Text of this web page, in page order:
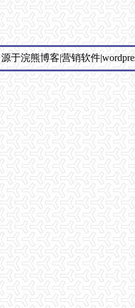
源于浣熊博客|营销软件